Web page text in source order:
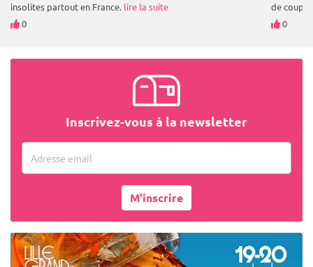
insolites partout en France. lire la suite
0
de
0
Inscrivez-vous à la newsletter
Adresse email